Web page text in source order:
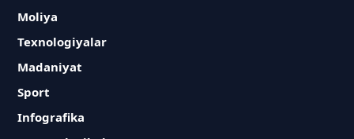
Moliya
Texnologiyalar
Madaniyat
Sport
Infografika